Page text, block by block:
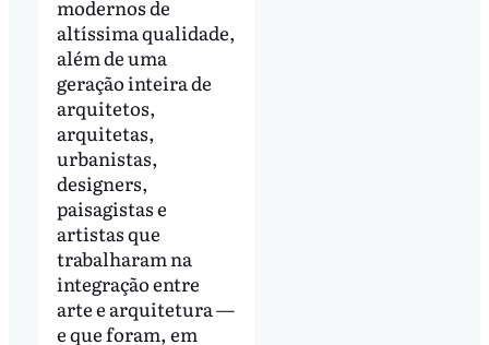
modernos de
altíssima qualidade,
além de uma
geração inteira de
arquitetos,
arquitetas,
urbanistas,
designers,
paisagistas e
artistas que
trabalharam na
integração entre
arte e arquitetura —
e que foram, em